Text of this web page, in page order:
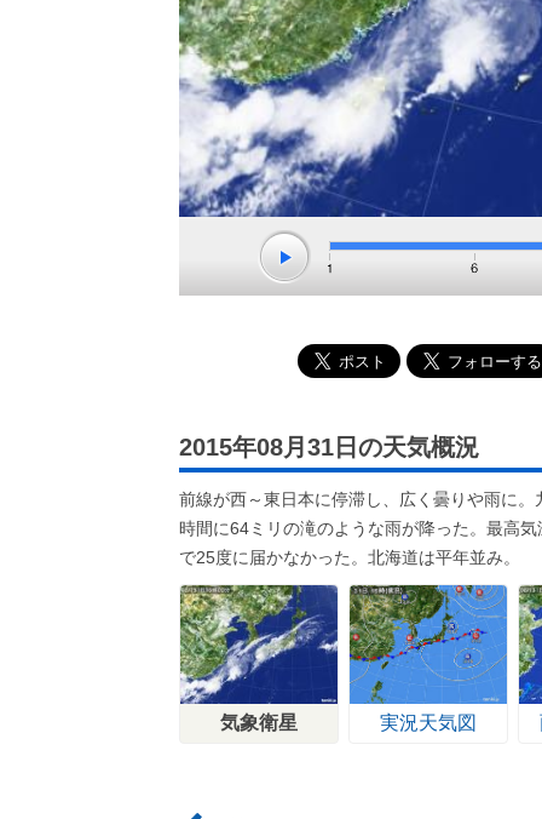
2015年08月31日の天気概況
前線が西～東日本に停滞し、広く曇りや雨に
時間に64ミリの滝のような雨が降った。最高
で25度に届かなかった。北海道は平年並み。
気象衛星 実況天気図